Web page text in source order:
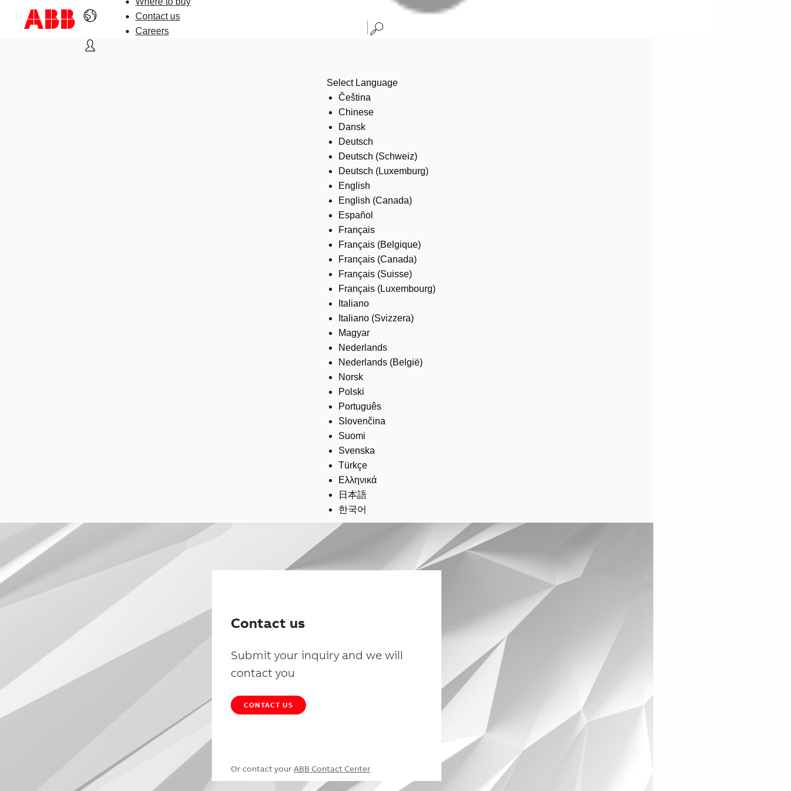
Contact us
Careers
Select Language
Čeština
Chinese
Dansk
Deutsch
Deutsch (Schweiz)
Deutsch (Luxemburg)
English
English (Canada)
Español
Français
Français (Belgique)
Français (Canada)
Français (Suisse)
Français (Luxembourg)
Italiano
Italiano (Svizzera)
Magyar
Nederlands
Nederlands (België)
Norsk
Polski
Português
Slovenčina
Suomi
Svenska
Türkçe
Ελληνικά
日本語
한국어
Contact us
Submit your inquiry and we will
contact you
CONTACT US
Or contact your ABB Contact Center